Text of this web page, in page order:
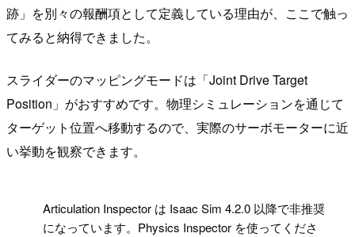
跡」を別々の報酬項として定義している理由が、ここで触っ
てみると納得できました。
スライダーのマッピングモードは「Joint Drive Target
Position」がおすすめです。物理シミュレーションを通じて
ターゲット位置へ移動するので、実際のサーボモーターに近
い挙動を観察できます。
Articulation Inspector は Isaac Sim 4.2.0 以降で非推奨
になっています。Physics Inspector を使ってくださ